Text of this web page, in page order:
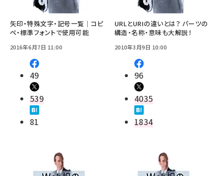
矢印・特殊文字・記号一覧｜コピ
ペ・標準フォントで使用可能
2016年6月7日 11:00
49
539
81
URLとURIの違いとは？ パーツの
構造・名称・意味も大解説！
2010年3月9日 10:00
96
4035
1834